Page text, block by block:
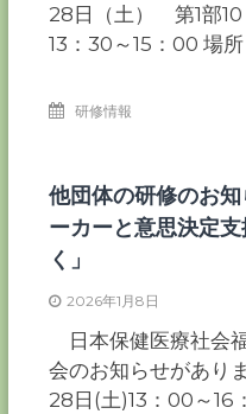
28日（土） 第1部
13：30～15：00 場
研修情報
他団体の研修のお
ーカーと意思決定
く」
2026年1月8日
日本保健医療社会
会のお知らせがあり
28日(土)13：00～16